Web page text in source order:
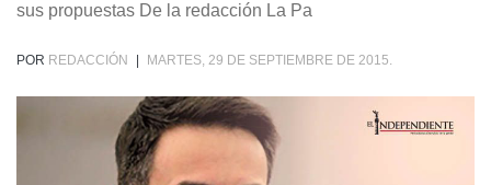
sus propuestas De la redacción La Pa
POR REDACCIÓN MARTES, 29 DE SEPTIEMBRE DE 2015.